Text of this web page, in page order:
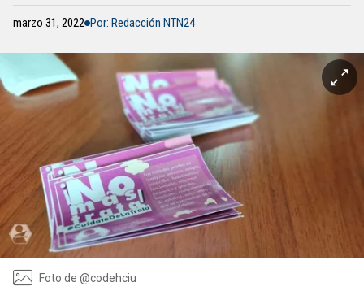
marzo 31, 2022 Por: Redacción NTN24
Foto de @codehciu